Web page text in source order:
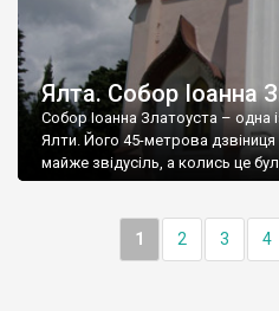
Ялта. Собор Іоанна
Собор Іоанна Златоуста – одна
Ялти. Його 45-метрова дзвіниця
майже звідусіль, а колись це
1 2 3 4